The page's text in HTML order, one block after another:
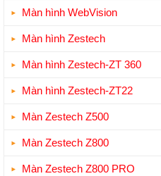
Màn hình WebVision
Màn hình Zestech
Màn hình Zestech-ZT 360
Màn hình Zestech-ZT22
Màn Zestech Z500
Màn Zestech Z800
Màn Zestech Z800 PRO